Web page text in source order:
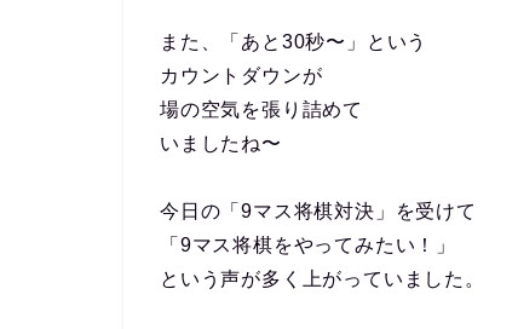
また、「あと30秒〜」という
カウントダウンが
場の空気を張り詰めて
いましたね〜
今日の「9マス将棋対決」を受けて
「9マス将棋をやってみたい！」
という声が多く上がっていました。